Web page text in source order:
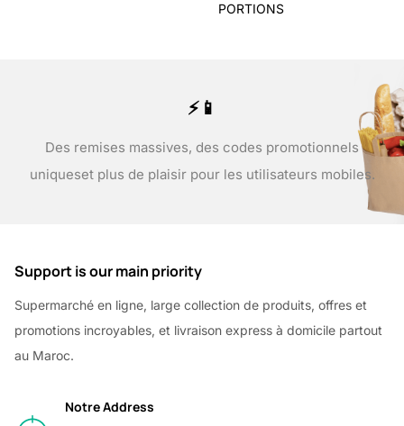
PORTIONS
⚡📱
Des remises massives, des codes promotionnels
uniqueset plus de plaisir pour les utilisateurs mobiles.
Support is our main priority
Supermarché en ligne, large collection de produits, offres et
promotions incroyables, et livraison express à domicile partout
au Maroc.
Notre Address